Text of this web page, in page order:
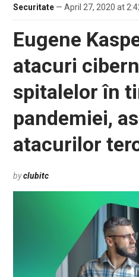
Securitate— April 27, 2020 at
Eugene
atacuri
spitalelor în
pandemiei,
atacurilor
byclubitc